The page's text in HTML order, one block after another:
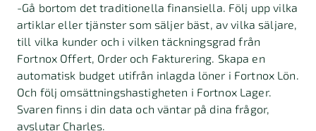
-Gå bortom det traditionella finansiella. Följ upp vilka
artiklar eller tjänster som säljer bäst, av vilka säljare,
till vilka kunder och i vilken täckningsgrad från
Fortnox Offert, Order och Fakturering. Skapa en
automatisk budget utifrån inlagda löner i Fortnox Lön.
Och följ omsättningshastigheten i Fortnox Lager.
Svaren finns i din data och väntar på dina frågor,
avslutar Charles.